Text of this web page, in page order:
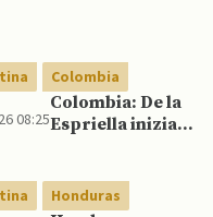
Colombia
08:25
Colombia: De la
Espriella inizia il
Honduras